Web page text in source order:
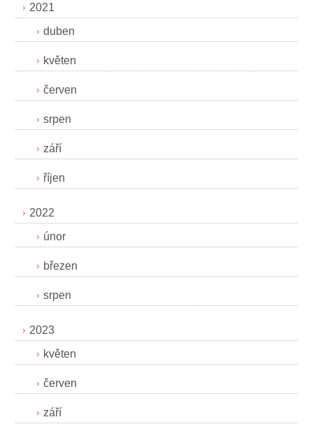
2021
duben
květen
červen
srpen
září
říjen
2022
únor
březen
srpen
2023
květen
červen
září